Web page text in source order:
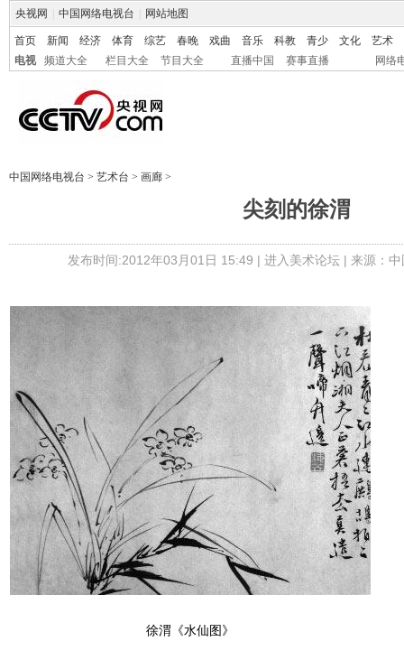
央视网 中国网络电视台 网站地图
首页 新闻 经济 体育 综艺 春晚 戏曲 音乐 科教 青少 文化
艺术
电视
频道大全 栏目大全 节目大全 直播中国 赛事直播 网络
中国网络电视台 > 艺术台 > 画廊 >
尖刻的徐渭
发布时间:2012年03月01日 15:49 | 进入美术论坛| 来源：
徐渭《水仙图》